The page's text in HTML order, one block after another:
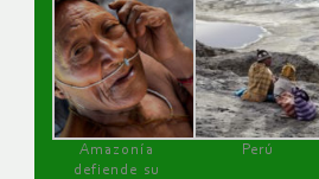
Amazonía
defiende su
Perú